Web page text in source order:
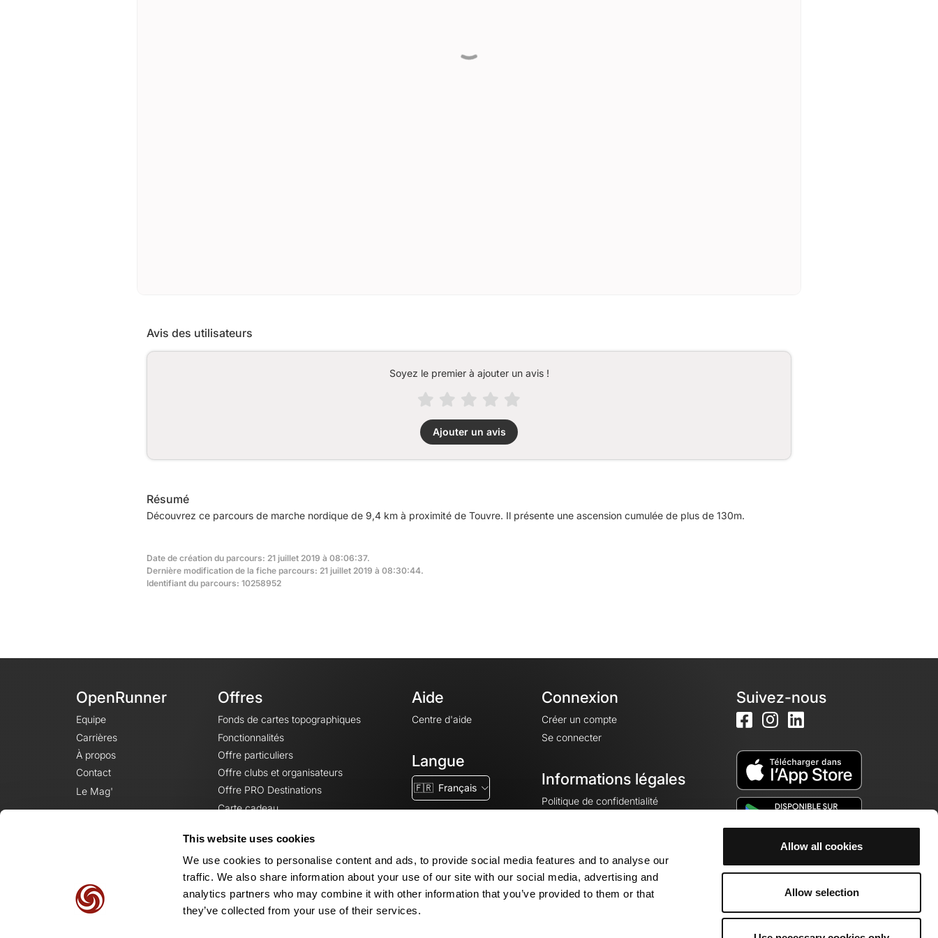
This website uses cookies
We use cookies to personalise content and ads, to provide social media features and to analyse our
traffic. We also share information about your use of our site with our social media, advertising and
analytics partners who may combine it with other information that you’ve provided to them or that
they’ve collected from your use of their services.
Allow all cookies
Allow selection
Avis des utilisateurs
Soyez le premier à ajouter un avis !
Ajouter un avis
Résumé
Découvrez ce parcours de marche nordique de 9,4 km à proximité de Touvre. Il présente une ascension cumulée de plus de 130m.
Date de création du parcours: 21 juillet 2019 à 08:06:37.
Dernière modification de la fiche parcours: 21 juillet 2019 à 08:30:44.
Identifiant du parcours: 10258952
OpenRunner
Equipe
Carrières
À propos
Contact
Le Mag'
Offres
Fonds de cartes topographiques
Fonctionnalités
Offre particuliers
Offre clubs et organisateurs
Offre PRO Destinations
Carte cadeau
Aide
Centre d'aide
Langue
🇫🇷 Français
Connexion
Créer un compte
Se connecter
Informations légales
Politique de confidentialité
Mentions légales
Paramètres des cookies
Suivez-nous